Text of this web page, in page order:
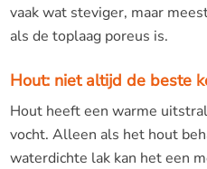
vaak wat steviger, maar
als de toplaag poreus is.
Hout: niet altijd de beste
Hout heeft een warme
vocht. Alleen als het hout
waterdichte lak kan het een